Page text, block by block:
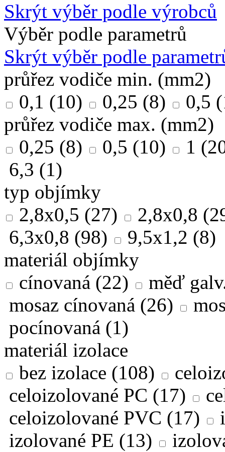
Skrýt výběr podle výrobců
Výběr podle parametrů
Skrýt výběr podle
průřez vodiče min. (mm2)
0,1 (10) 0,25 (8) 0,5
průřez vodiče max. (mm2)
0,25 (8) 0,5 (10) 1
6,3 (1)
typ objímky
2,8x0,5 (27) 2,8x0,8
6,3x0,8 (98) 9,5x1,2 (8)
materiál objímky
cínovaná (22)
měď
mosaz cínovaná (26)
pocínovaná (1)
materiál izolace
bez izolace (108)
celoizolované PC (17)
celoizolované PVC (17)
izolované PE (13)